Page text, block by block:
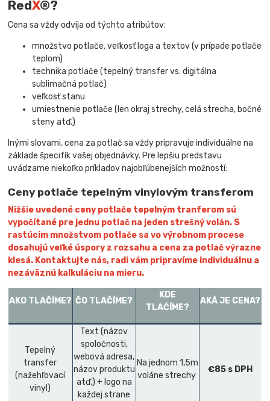
RedX®?
Cena sa vždy odvíja od týchto atribútov:
množstvo potlače, veľkosť loga a textov (v prípade potlače
teplom)
technika potlače (tepelný transfer vs. digitálna
sublimačná potlač)
veľkosť stanu
umiestnenie potlače (len okraj strechy, celá strecha, bočné
steny atď.)
Inými slovami, cena za potlač sa vždy pripravuje individuálne na
základe špecifík vašej objednávky. Pre lepšiu predstavu
uvádzame niekoľko príkladov najobľúbenejších možností:
Ceny potlače tepelným vinylovým transferom
Nižšie uvedené ceny potlače tepelným tranferom sú
vypočítané pre jednu potlač na jeden strešný volán. S
rastúcim množstvom potlače sa vo výrobnom procese
dosahujú veľké úspory z rozsahu a cena za potlač výrazne
klesá. Kontaktujte nás, radi vám pripravíme individuálnu a
nezáväznú kalkuláciu na mieru.
AKO TLAČÍME? ČO TLAČÍME?
KDE
TLAČÍME?
AKÁ JE CENA?
Tepelný
transfer
(nažehľovací
vinyl)
Text (názov
spoločnosti,
webová adresa,
názov produktu
atď.) + logo na
každej strane
Na jednom 1,5m
voláne strechy
€85 s DPH